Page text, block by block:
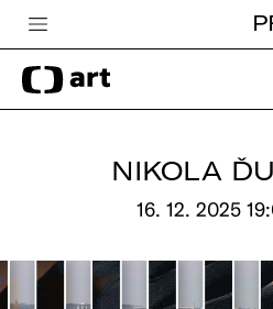
Česká televize
Zpravodajství
Pro děti
NIKOLA
16. 12. 2025